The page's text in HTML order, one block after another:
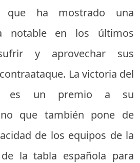
que ha mostrado una
notable en los últimos
y aprovechar sus
La victoria del
es un premio a su
que también pone de
de los equipos de la
la tabla española para